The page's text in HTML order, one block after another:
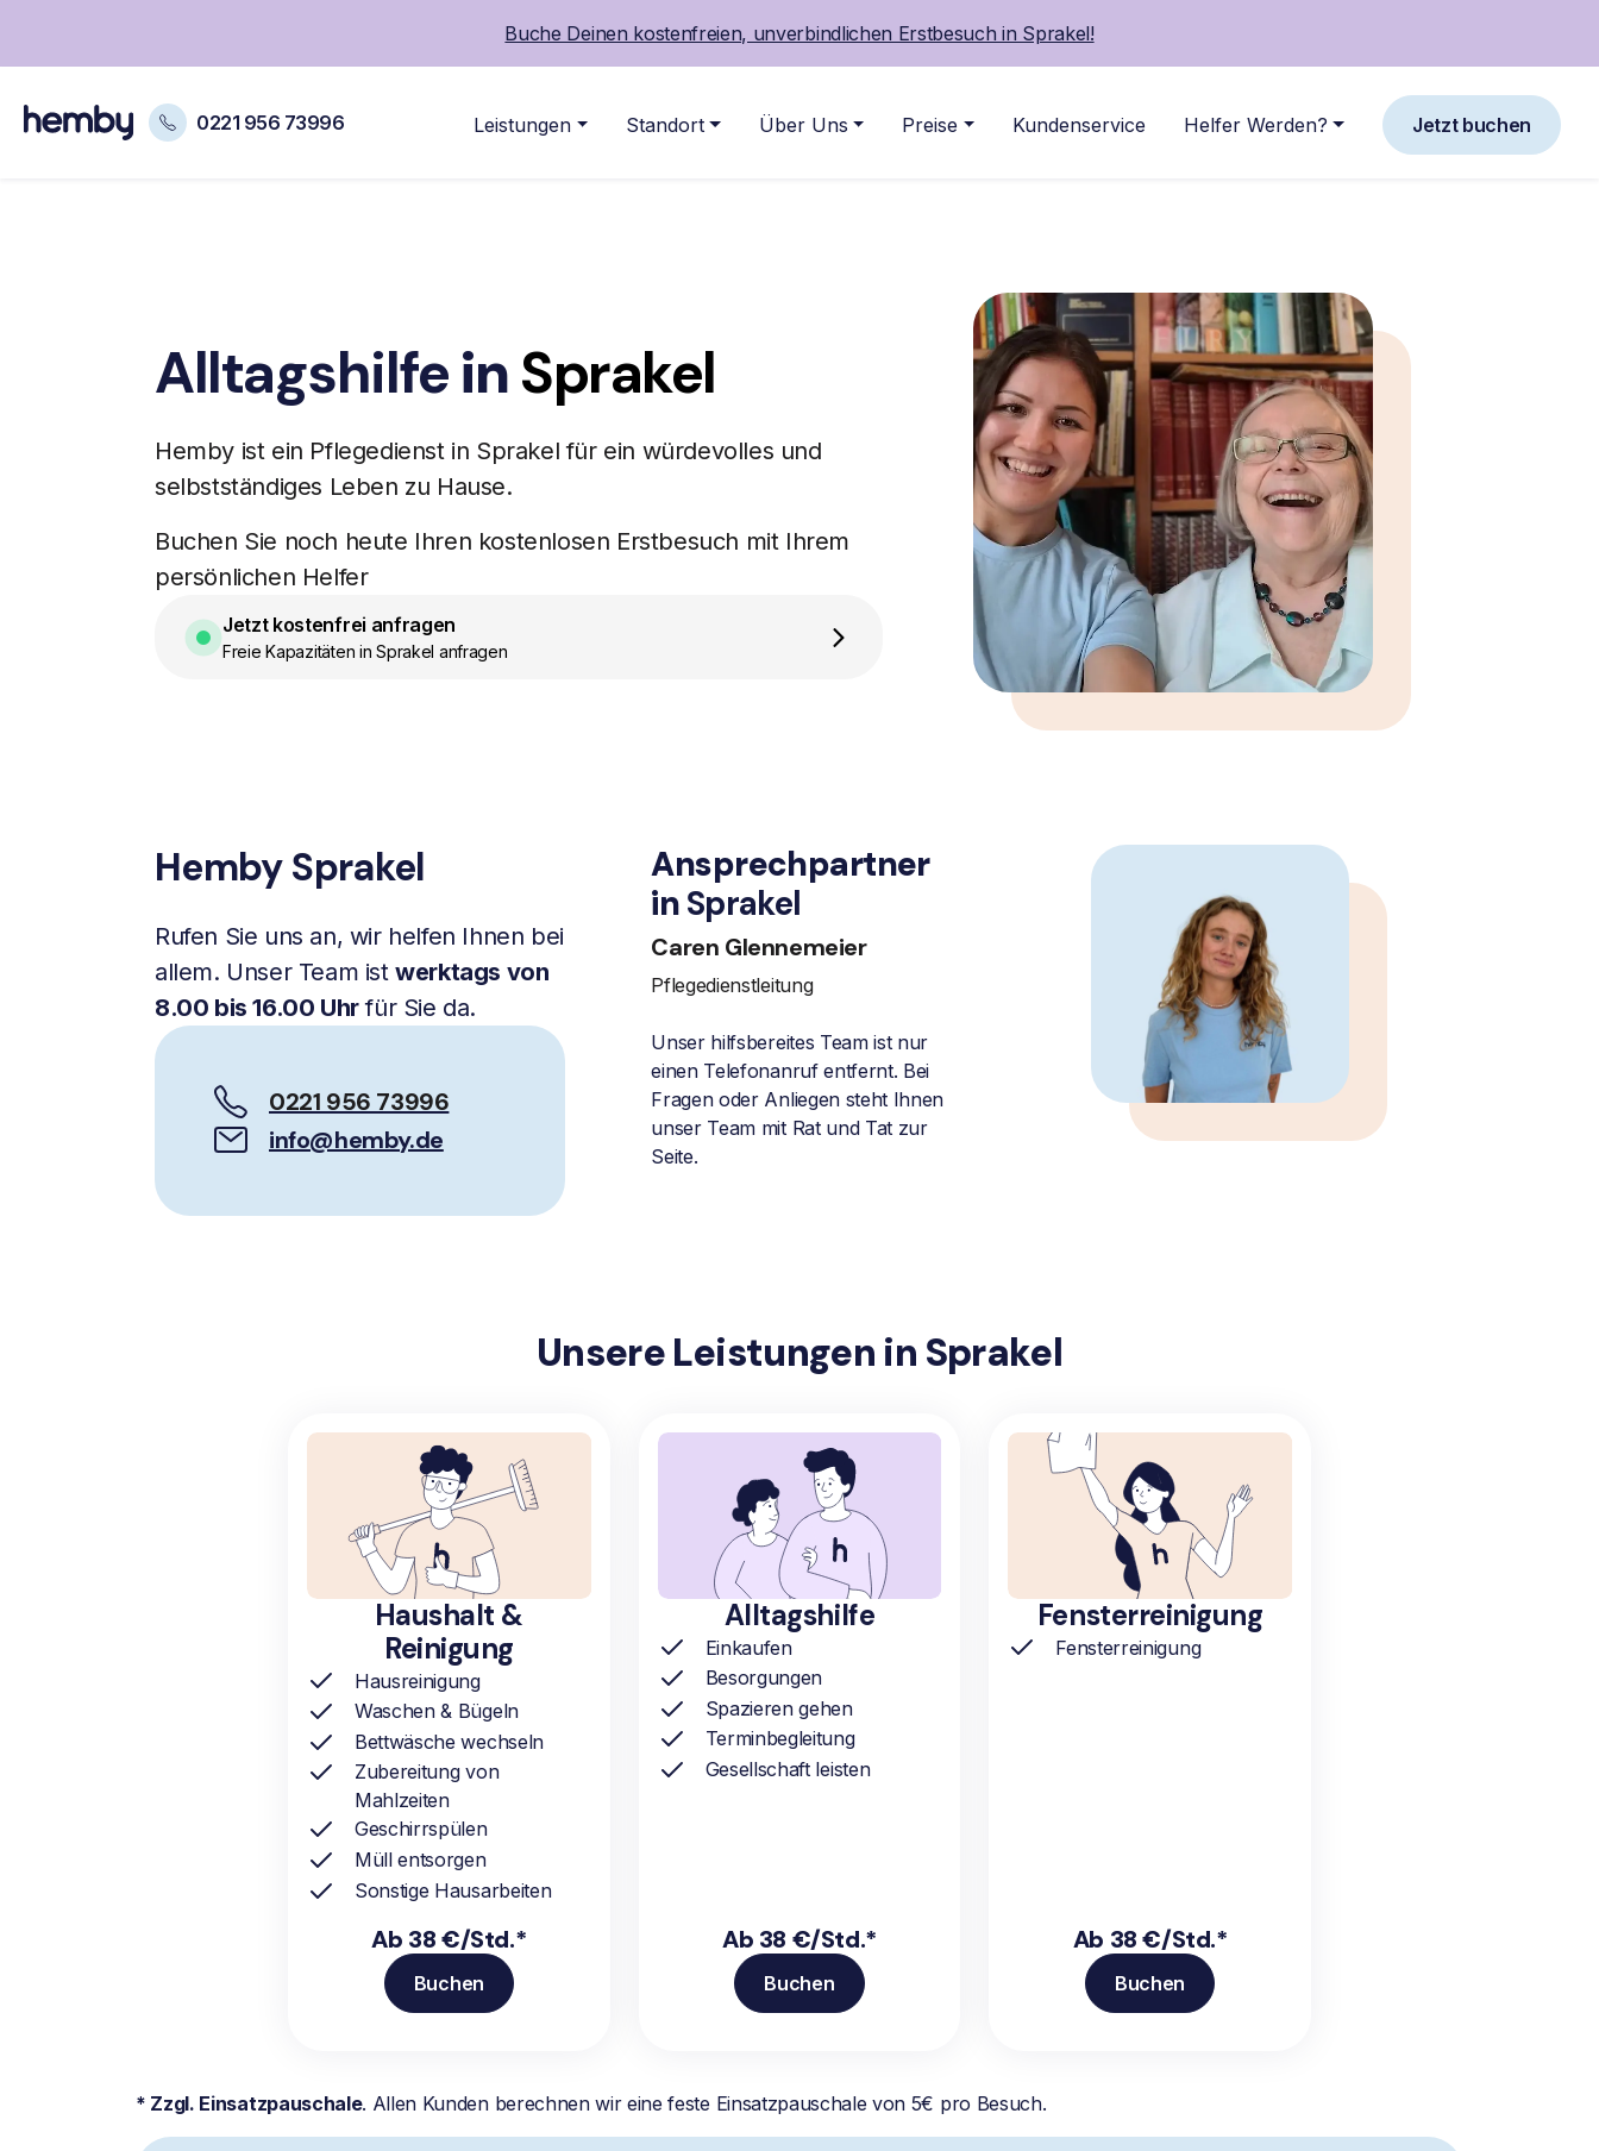
Buche Deinen kostenfreien, unverbindlichen Erstbesuch in Sprakel!
0221 956 73996 Leistungen Standort Über Uns Preise Kundenservice Helfer Werden? Jetzt buchen
AlltagshilfeinSprakel
Hemby ist ein Pflegedienstin Sprakel für ein würdevolles und
selbstständiges Leben zu Hause.
Buchen Sie noch heute Ihren kostenlosen Erstbesuch mit Ihrem
persönlichen Helfer
Jetzt kostenfrei anfragen
Freie Kapazitäten in Sprakel anfragen
Hemby Sprakel
Rufen Sie uns an, wir helfen Ihnen bei
allem. Unser Team istwerktags von
8.00 bis 16.00 Uhrfür Sie da.
0221 956 73996
info@hemby.de
Ansprechpartner
inSprakel
Caren Glennemeier
Pflegedienstleitung
Unser hilfsbereites Team ist nur
einen Telefonanruf entfernt. Bei
Fragen oder Anliegen steht Ihnen
unser Team mit Rat und Tat zur
Seite.
Unsere Leistungen in Sprakel
Haushalt &
Reinigung
Hausreinigung
Waschen & Bügeln
Bettwäsche wechseln
Zubereitung von
Mahlzeiten
Geschirrspülen
Müll entsorgen
Sonstige Hausarbeiten
Ab 38 €/Std.*
Buchen
Alltagshilfe
Einkaufen
Besorgungen
Spazieren gehen
Terminbegleitung
Gesellschaft leisten
Ab 38 €/Std.*
Buchen
Fensterreinigung
Fensterreinigung
Ab 38 €/Std.*
Buchen
* Zzgl. Einsatzpauschale. Allen Kunden berechnen wir eine feste Einsatzpauschale von 5€ pro Besuch.